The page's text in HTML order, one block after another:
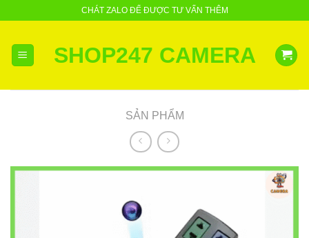
content
CHÁT ZALO ĐỂ ĐƯỢC TƯ VẤN THÊM
SHOP247 CAMERA
SẢN PHẨM